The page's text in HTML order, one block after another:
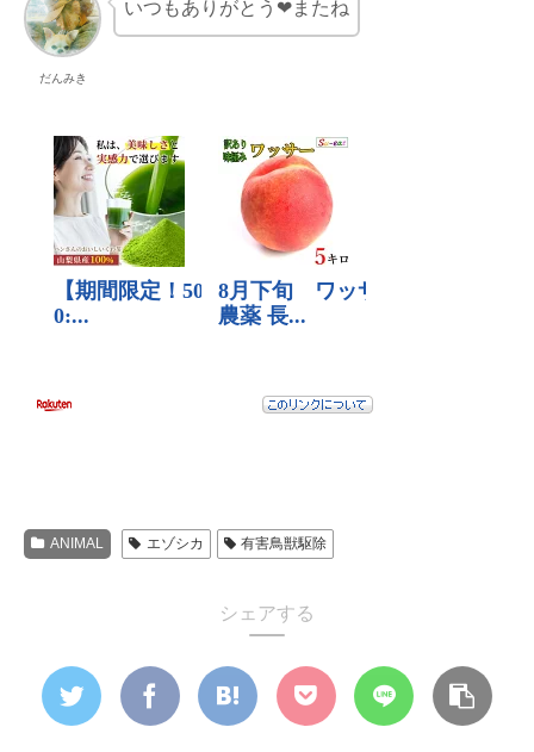
だんみき
いつもありがとう❤またね
ANIMAL エゾシカ 有害鳥獣駆除
シェアする